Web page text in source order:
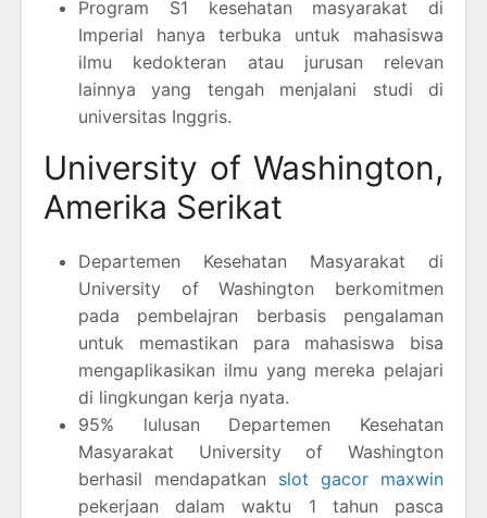
Program S1 kesehatan masyarakat di
Imperial hanya terbuka untuk mahasiswa
ilmu kedokteran atau jurusan relevan
lainnya yang tengah menjalani studi di
universitas Inggris.
University of Washington,
Amerika Serikat
Departemen Kesehatan Masyarakat di
University of Washington berkomitmen
pada pembelajran berbasis pengalaman
untuk memastikan para mahasiswa bisa
mengaplikasikan ilmu yang mereka pelajari
di lingkungan kerja nyata.
95% lulusan Departemen Kesehatan
Masyarakat University of Washington
berhasil mendapatkan slot gacor maxwin
pekerjaan dalam waktu 1 tahun pasca